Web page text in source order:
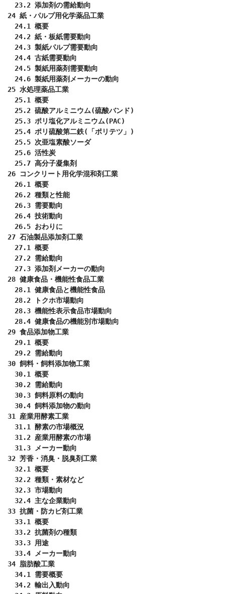
23.2 添加剤の需給動向
24 紙・パルプ用化学薬品工業
24.1 概要
24.2 紙・板紙需要動向
24.3 製紙パルプ需要動向
24.4 古紙需要動向
24.5 製紙用薬剤需要動向
24.6 製紙用薬剤メーカーの動向
25 水処理薬品工業
25.1 概要
25.2 硫酸アルミニウム(硫酸バンド)
25.3 ポリ塩化アルミニウム(PAC)
25.4 ポリ硫酸第二鉄(「ポリテツ」)
25.5 次亜塩素酸ソーダ
25.6 活性炭
25.7 高分子凝集剤
26 コンクリート用化学混和剤工業
26.1 概要
26.2 種類と性能
26.3 需要動向
26.4 技術動向
26.5 おわりに
27 石油製品添加剤工業
27.1 概要
27.2 需給動向
27.3 添加剤メーカーの動向
28 健康食品・機能性食品工業
28.1 健康食品と機能性食品
28.2 トクホ市場動向
28.3 機能性表示食品市場動向
28.4 健康食品の機能別市場動向
29 食品添加物工業
29.1 概要
29.2 需給動向
30 飼料・飼料添加物工業
30.1 概要
30.2 需給動向
30.3 飼料原料の動向
30.4 飼料添加物の動向
31 産業用酵素工業
31.1 酵素の市場概況
31.2 産業用酵素の市場
31.3 メーカー動向
32 芳香・消臭・脱臭剤工業
32.1 概要
32.2 種類・素材など
32.3 市場動向
32.4 主な企業動向
33 抗菌・防カビ剤工業
33.1 概要
33.2 抗菌剤の種類
33.3 用途
33.4 メーカー動向
34 脂肪酸工業
34.1 需要概要
34.2 輸出入動向